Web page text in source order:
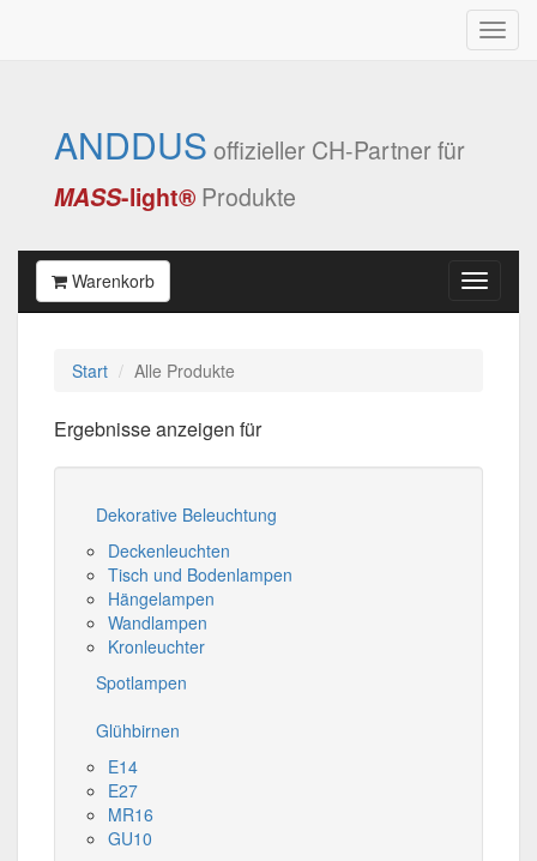
ANDDUS offizieller CH-Partner für
MASS-light® Produkte
Warenkorb
Start Alle Produkte
Ergebnisse anzeigen für
Dekorative Beleuchtung
Deckenleuchten
Tisch und Bodenlampen
Hängelampen
Wandlampen
Kronleuchter
Spotlampen
Glühbirnen
E14
E27
MR16
GU10